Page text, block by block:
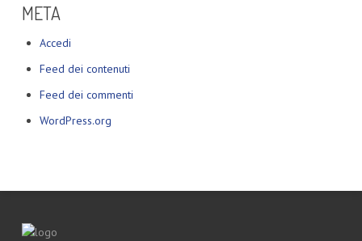
META
Accedi
Feed dei contenuti
Feed dei commenti
WordPress.org